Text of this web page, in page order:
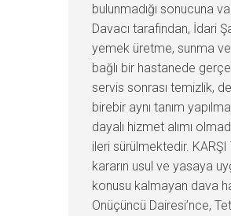
bulunmadığı sonucuna
Davacı tarafından, İdari
yemek üretme, sunma ve
bağlı bir hastanede
servis sonrası temizlik,
birebir aynı tanım
dayalı hizmet alımı
ileri sürülmektedir. KARŞI
kararın usul ve yasaya
konusu kalmayan dava
Onüçüncü Dairesi’nce,